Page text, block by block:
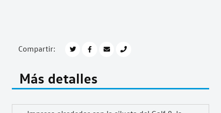
Compartir:
Más detalles